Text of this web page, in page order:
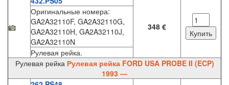
348 €
Оригинальные номера:
GA2A32110F, GA2A32110G,
GA2A32110H, GA2A32110J,
GA2A32110N
Рулевая рейка.
Рулевая рейка Рулевая рейка FORD USA PROBE II (ECP)
1993 —